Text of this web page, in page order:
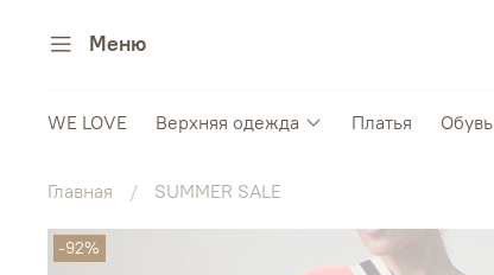
Меню
WE LOVE Верхняя одежда Платья Обувь
Главная SUMMER SALE
-92%